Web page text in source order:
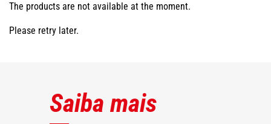
The products are not available at the moment.
Please retry later.
Saiba mais